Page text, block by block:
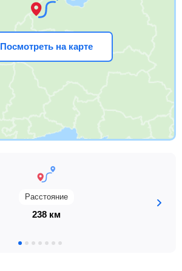
Посмотреть на карте
Расстояние
238 км